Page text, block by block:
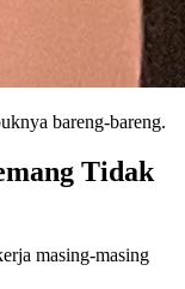
bareng-bareng.
Tidak
masing-masing